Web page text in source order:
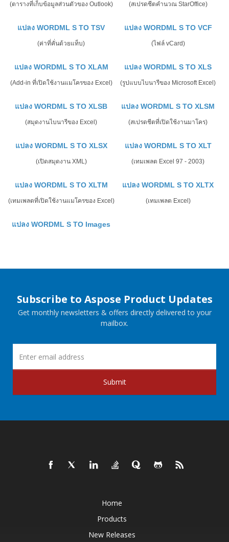
(ตารางที่เก็บข้อมูลส่วนตัวของ Outlook) (สเปรดชีตคำนวณ StarOffice)
แปลง WORDML S TO TSV
(ค่าที่คั่นด้วยแท็บ)
แปลง WORDML S TO VCF
(ไฟล์ vCard)
แปลง WORDML S TO XLAM
(Add-in ที่เปิดใช้งานแมโครของ Excel)
แปลง WORDML S TO XLS
(รูปแบบไบนารีของ Microsoft Excel)
แปลง WORDML S TO XLSB
(สมุดงานไบนารีของ Excel)
แปลง WORDML S TO XLSM
(สเปรดชีตที่เปิดใช้งานมาโคร)
แปลง WORDML S TO XLSX
(เปิดสมุดงาน XML)
แปลง WORDML S TO XLT
(เทมเพลต Excel 97 - 2003)
แปลง WORDML S TO XLTM
(เทมเพลตที่เปิดใช้งานแมโครของ Excel)
แปลง WORDML S TO XLTX
(เทมเพลต Excel)
แปลง WORDML S TO Images
Subscribe to Aspose Product Updates
Get monthly newsletters & offers directly delivered to your
mailbox.
Submit
Home
Products
New Releases